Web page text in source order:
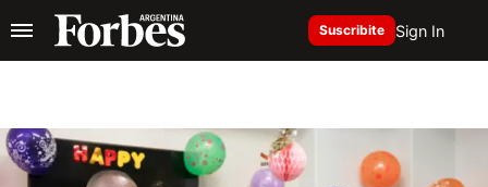
Suscribite Sign In